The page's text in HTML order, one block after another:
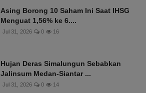
Asing Borong 10 Saham Ini Saat IHSG
Menguat 1,56% ke 6....
Jul 31, 2026 0 16
Hujan Deras Simalungun Sebabkan
Jalinsum Medan-Siantar ...
Jul 31, 2026 0 14